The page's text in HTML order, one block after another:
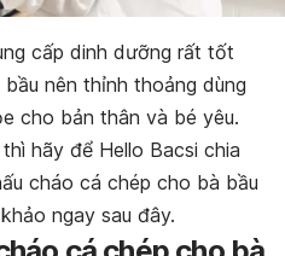
cấp dinh dưỡng rất tốt
nên thỉnh thoảng dùng
cho bản thân và bé yêu.
hãy để Hello Bacsi chia
cháo cá chép cho bà bầu
ngay sau đây.